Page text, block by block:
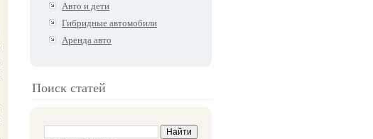
Авто и дети
Гибридные автомобили
Аренда авто
Поиск статей